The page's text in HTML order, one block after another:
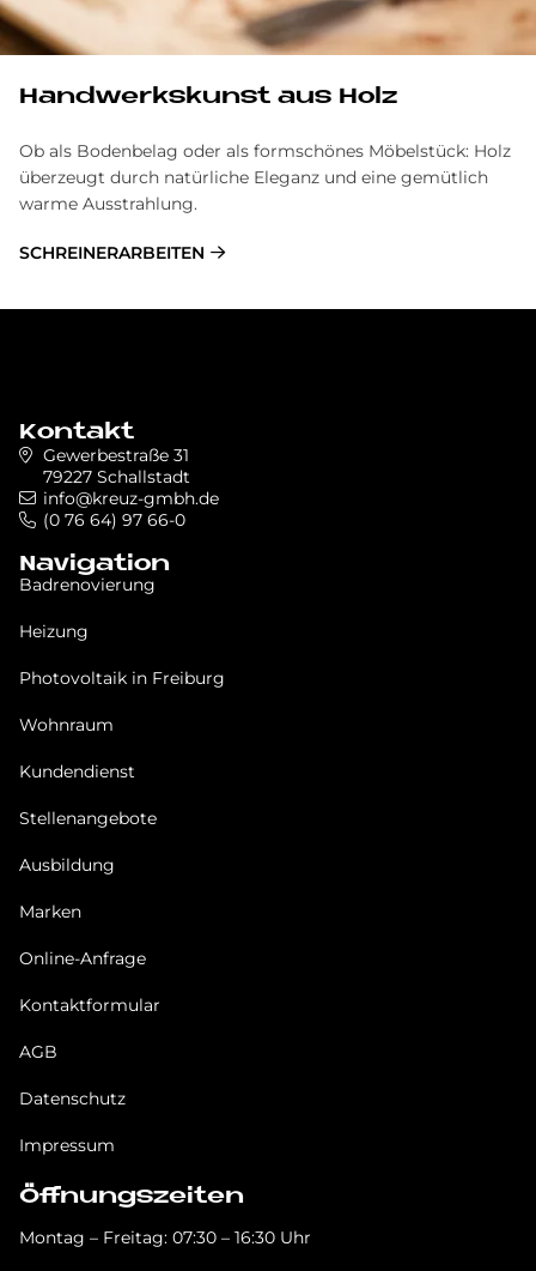
Handwerkskunst aus Holz
Ob als Bodenbelag oder als formschönes Möbelstück: Holz
überzeugt durch natürliche Eleganz und eine gemütlich
warme Ausstrahlung.
SCHREINERARBEITEN
Kontakt
Gewerbestraße 31
79227 Schallstadt
info@kreuz-gmbh.de
(0 76 64) 97 66-0
Navigation
Badrenovierung
Heizung
Photovoltaik in Freiburg
Wohnraum
Kundendienst
Stellenangebote
Ausbildung
Marken
Online-Anfrage
Kontaktformular
AGB
Datenschutz
Impressum
Öffnungszeiten
Montag – Freitag: 07:30 – 16:30 Uhr